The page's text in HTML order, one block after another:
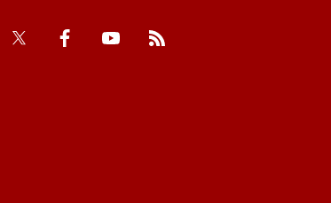
Twitter Facebook YouTube